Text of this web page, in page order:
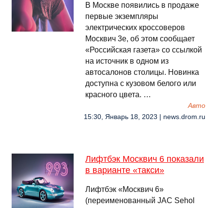
В Москве появились в продаже
первые экземпляры
электрических кроссоверов
Москвич 3е, об этом сообщает
«Российская газета» со ссылкой
на источник в одном из
автосалонов столицы. Новинка
доступна с кузовом белого или
красного цвета. …
Авто
15:30, Январь 18, 2023 | news.drom.ru
Лифтбэк Москвич 6 показали
в варианте «такси»
Лифтбэк «Москвич 6»
(переименованный JAC Sehol